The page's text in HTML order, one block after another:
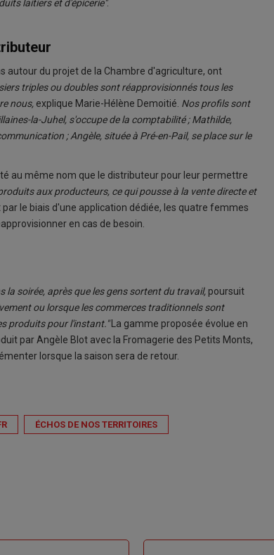
laitiers et d'épicerie".
autour du projet de la Chambre d'agriculture, ont
triples ou doubles sont réapprovisionnés tous les
nous, explique Marie-Hélène Demoitié. Nos profils sont
la-Juhel, s'occupe de la comptabilité ; Mathilde,
; Angèle, située à Pré-en-Pail, se place sur le
au même nom que le distributeur pour leur permettre
aux producteurs, ce qui pousse à la vente directe et
le biais d'une application dédiée, les quatre femmes
en cas de besoin.
soirée, après que les gens sortent du travail, poursuit
ou lorsque les commerces traditionnels sont
produits pour l'instant."La gamme proposée évolue en
par Angèle Blot avec la Fromagerie des Petits Monts,
lorsque la saison sera de retour.
ÉCHOS DE NOS TERRITOIRES